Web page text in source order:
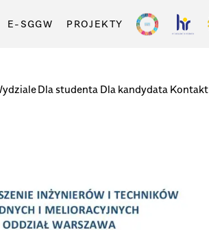
E-SGGW PROJEKTY
Dla studenta Dla kandydata Kontakt